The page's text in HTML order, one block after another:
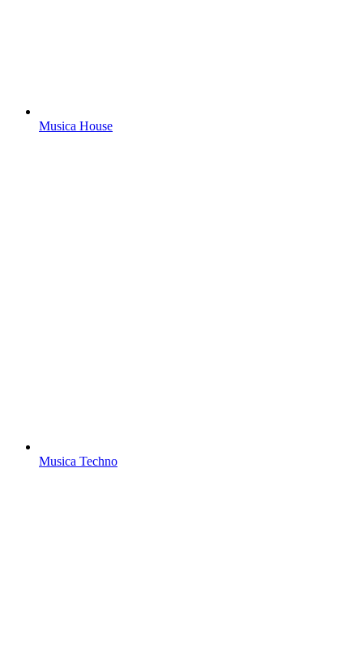
Musica House
Musica Techno